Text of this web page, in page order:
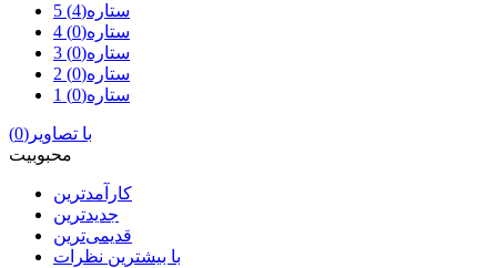
5 ستاره(4)
4 ستاره(0)
3 ستاره(0)
2 ستاره(0)
1 ستاره(0)
با تصاویر (0)
محبوبیت
کارآمدترین
جدیدترین
قدیمی‌ترین
با بیشترین نظرات